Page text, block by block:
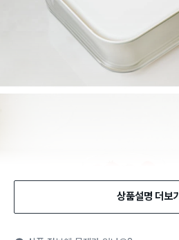
상품설명 더보기